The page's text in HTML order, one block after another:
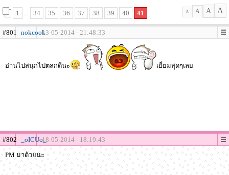
1 ... 34 35 36 37 38 39 40 41 A A A A
#801 nokcook13-05-2014 - 21:48:33
อ่านไปสนุกไปตลกดีนะ เยี่ยมสุดๆเลย
#802 _oICUo_18-05-2014 - 18:19:43
PM มาด้วยนะ